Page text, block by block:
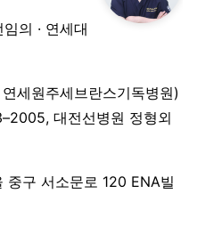
의 · 연세대
세원주세브란스기독병원)
대전선병원 정형외
중구 서소문로 120 ENA빌